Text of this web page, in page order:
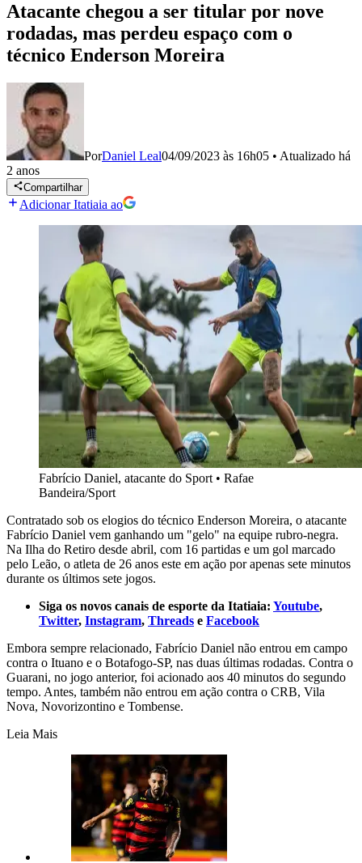
Atacante chegou a ser titular por nove
rodadas, mas perdeu espaço com o
técnico Enderson Moreira
PorDaniel Leal04/09/2023 às 16h05 • Atualizado há
2 anos
Compartilhar
Adicionar Itatiaia ao
Fabrício Daniel, atacante do Sport • Rafae
Bandeira/Sport
Contratado sob os elogios do técnico Enderson Moreira, o atacante
Fabrício Daniel vem ganhando um "gelo" na equipe rubro-negra.
Na Ilha do Retiro desde abril, com 16 partidas e um gol marcado
pelo Leão, o atleta de 26 anos este em ação por apenas sete minutos
durante os últimos sete jogos.
Siga os novos canais de esporte da Itatiaia: Youtube,
Twitter, Instagram, Threads e Facebook
Embora sempre relacionado, Fabrício Daniel não entrou em campo
contra o Ituano e o Botafogo-SP, nas duas últimas rodadas. Contra o
Guarani, no jogo anterior, foi acionado aos 40 minutos do segundo
tempo. Antes, também não entrou em ação contra o CRB, Vila
Nova, Novorizontino e Tombense.
Leia Mais